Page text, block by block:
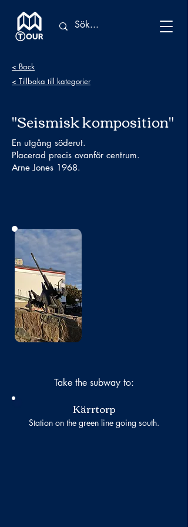
< Back
< Tillbaka till kategorier
"Seismisk komposition"
En utgång söderut.
Placerad precis ovanför centrum.
Arne Jones 1968.
No photo
Take the subway to:
Kärrtorp
Station on the green line going south.